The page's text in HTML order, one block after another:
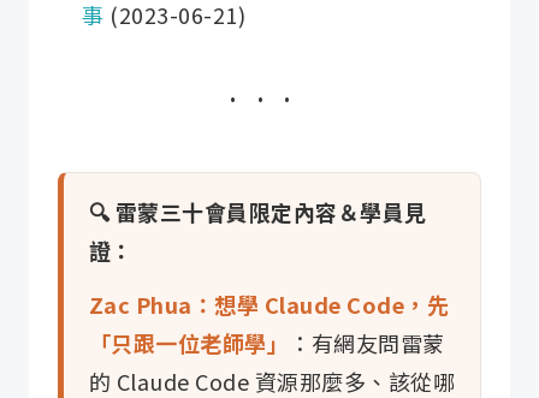
事 (2023-06-21)
🔍 雷蒙三十會員限定內容＆學員見
證：
Zac Phua：想學 Claude Code，先
「只跟一位老師學」
：有網友問雷蒙
的 Claude Code 資源那麼多、該從哪